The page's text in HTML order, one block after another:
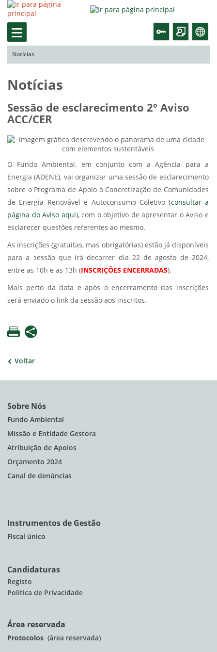
Notícias
Notícias
Sessão de esclarecimento 2º Aviso
ACC/CER
O Fundo Ambiental, em conjunto com a Agência para a
Energia (ADENE), vai organizar uma sessão de esclarecimento
sobre o Programa de Apoio à Concretização de Comunidades
de Energia Renovável e Autoconsumo Coletivo (consultar a
página do Aviso aqui), com o objetivo de apresentar o Aviso e
esclarecer questões referentes ao mesmo.
As inscrições (gratuitas, mas obrigatórias) estão já disponíveis
para a sessão que irá decorrer dia 22 de agosto de 2024,
entre as 10h e as 13h (INSCRIÇÕES ENCERRADAS).
Mais perto da data e após o encerramento das inscrições
será enviado o link da sessão aos inscritos.
Voltar
Sobre Nós
Fundo Ambiental
Missão e Entidade Gestora
Atribuição de Apoios
Orçamento 2024
Canal de denúncias
Instrumentos de Gestão
Fiscal único
Candidaturas
Registo
Politica de Privacidade
Área reservada
Protocolos (área reservada)